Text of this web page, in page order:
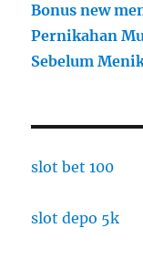
Bonus new
Pernikahan
Sebelum
slot bet 100
slot depo 5k